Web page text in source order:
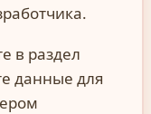
в раздел
данные для